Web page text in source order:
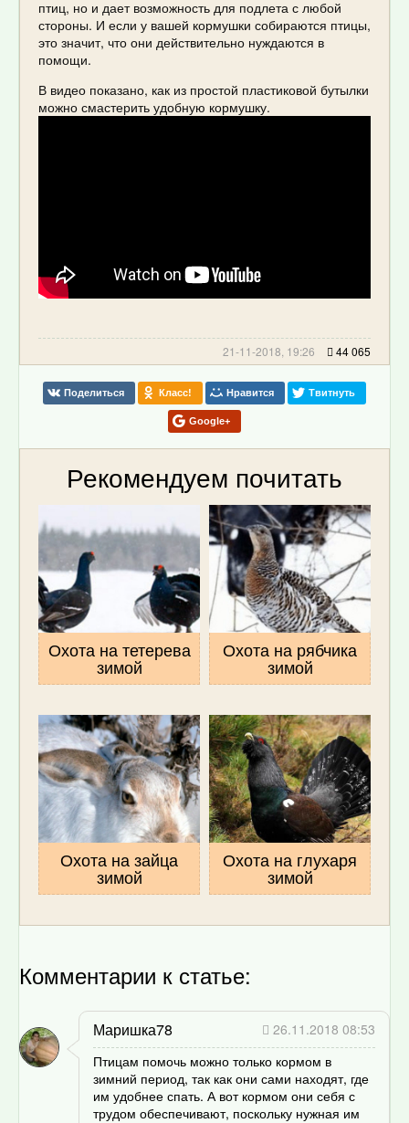
птиц, но и дает возможность для подлета с любой
стороны. И если у вашей кормушки собираются птицы,
это значит, что они действительно нуждаются в
помощи.
В видео показано, как из простой пластиковой бутылки
можно смастерить удобную кормушку.
21-11-2018, 19:26 44 065
Поделиться Класс! Нравится Твитнуть
Google+
Рекомендуем почитать
Охота на тетерева
зимой
Охота на рябчика
зимой
Охота на зайца
зимой
Охота на глухаря
зимой
Комментарии к статье:
Маришка78
26.11.2018 08:53
Птицам помочь можно только кормом в
зимний период, так как они сами находят, где
им удобнее спать. А вот кормом они себя с
трудом обеспечивают, поскольку нужная им